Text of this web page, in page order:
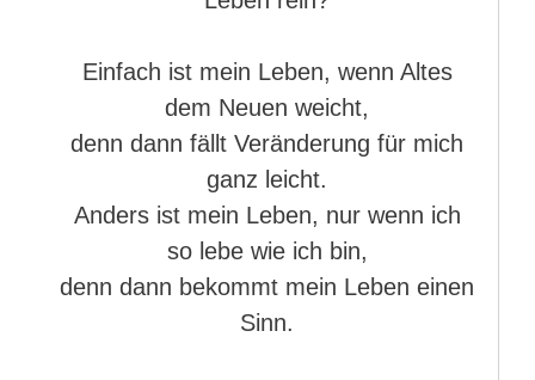
Einfach ist mein Leben, wenn Altes
dem Neuen weicht,
denn dann fällt Veränderung für mich
ganz leicht.
Anders ist mein Leben, nur wenn ich
so lebe wie ich bin,
denn dann bekommt mein Leben einen
Sinn.